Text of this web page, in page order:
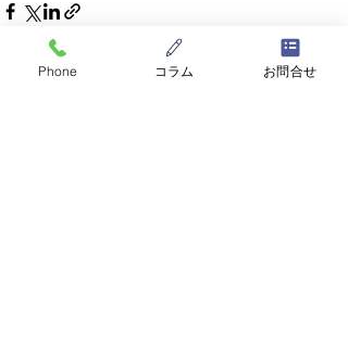
Phone コラム お問合せ